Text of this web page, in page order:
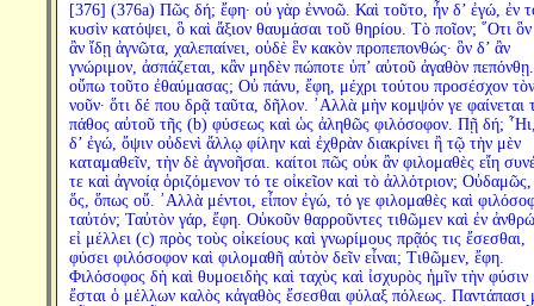
[376] (376a) Πῶς δή; ἔφη· οὐ γὰρ ἐννοῶ. Καὶ τοῦτο, ἦν δ’ ἐγώ, ἐν
κυσὶν κατόψει, ὃ καὶ ἄξιον θαυμάσαι τοῦ θηρίου. Τὸ ποῖον; ῞Οτι
ἂν ἴδῃ ἀγνῶτα, χαλεπαίνει, οὐδὲ ἓν κακὸν προπεπονθώς· ὃν δ’ ἂν
γνώριμον, ἀσπάζεται, κἂν μηδὲν πώποτε ὑπ’ αὐτοῦ ἀγαθὸν
οὔπω τοῦτο ἐθαύμασας; Οὐ πάνυ, ἔφη, μέχρι τούτου προσέσχον τὸν
νοῦν· ὅτι δέ που δρᾷ ταῦτα, δῆλον. ᾿Αλλὰ μὴν κομψόν γε φαίνεται
πάθος αὐτοῦ τῆς (b) φύσεως καὶ ὡς ἀληθῶς φιλόσοφον. Πῇ δή;
δ’ ἐγώ, ὄψιν οὐδενὶ ἄλλῳ φίλην καὶ ἐχθρὰν διακρίνει ἢ τῷ τὴν μὲν
καταμαθεῖν, τὴν δὲ ἀγνοῆσαι. καίτοι πῶς οὐκ ἂν φιλομαθὲς εἴη
τε καὶ ἀγνοίᾳ ὁριζόμενον τό τε οἰκεῖον καὶ τὸ ἀλλότριον; Οὐδαμῶς,
ὅς, ὅπως οὔ. ᾿Αλλὰ μέντοι, εἶπον ἐγώ, τό γε φιλομαθὲς καὶ
ταὐτόν; Ταὐτὸν γάρ, ἔφη. Οὐκοῦν θαρροῦντες τιθῶμεν καὶ ἐν
εἰ μέλλει (c) πρὸς τοὺς οἰκείους καὶ γνωρίμους πρᾷός τις ἔσεσθαι,
φύσει φιλόσοφον καὶ φιλομαθῆ αὐτὸν δεῖν εἶναι; Τιθῶμεν, ἔφη.
Φιλόσοφος δὴ καὶ θυμοειδὴς καὶ ταχὺς καὶ ἰσχυρὸς ἡμῖν τὴν φύσιν
ἔσται ὁ μέλλων καλὸς κἀγαθὸς ἔσεσθαι φύλαξ πόλεως. Παντάπασι